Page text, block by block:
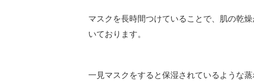
マスクを長時間つけていることで、肌の乾
いております。
一見マスクをすると保湿されているような